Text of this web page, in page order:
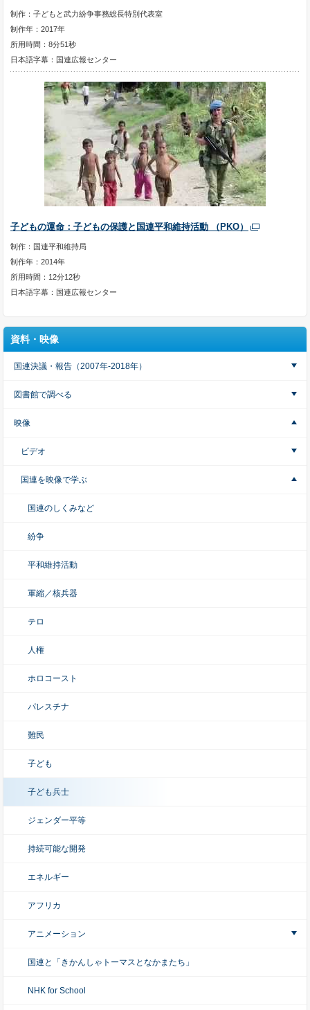
制作：子どもと武力紛争事務総長特別代表室
制作年：2017年
所用時間：8分51秒
日本語字幕：国連広報センター
子どもの運命：子どもの保護と国連平和維持活動 （PKO）
制作：国連平和維持局
制作年：2014年
所用時間：12分12秒
日本語字幕：国連広報センター
資料・映像
国連決議・報告（2007年-2018年）
図書館で調べる
映像
ビデオ
国連を映像で学ぶ
国連のしくみなど
紛争
平和維持活動
軍縮／核兵器
テロ
人権
ホロコースト
パレスチナ
難民
子ども
子ども兵士
ジェンダー平等
持続可能な開発
エネルギー
アフリカ
アニメーション
国連と「きかんしゃトーマスとなかまたち」
NHK for School